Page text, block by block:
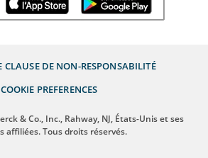
CLAUSE DE NON-RESPONSABILITÉ
COOKIE PREFERENCES
& Co., Inc., Rahway, NJ, États-Unis et ses
affiliées. Tous droits réservés.